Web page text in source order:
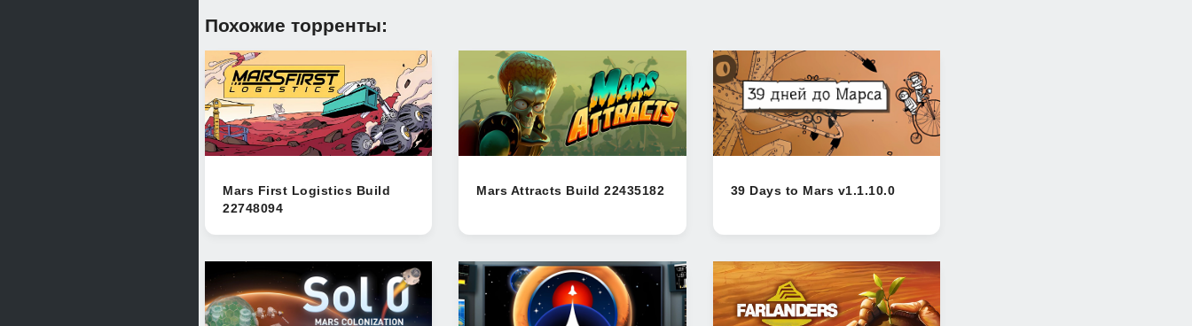
Похожие торренты:
Mars First Logistics Build
22748094
Mars Attracts Build 22435182 39 Days to Mars v1.1.10.0